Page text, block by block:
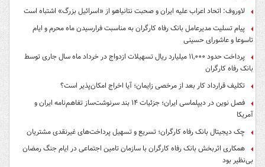
لاوروف: اتحاد اعراب علیه ایران و صحبت نتانیاهو از «اسرائیل بزرگ» اشتباه است
پیام تسلیت مدیرعامل بانک رفاه کارگران به مناسبت فرارسیدن ماه محرم و ایام
تاسوعا و عاشورای حسینی
پرداخت حدود ۱۱,۰۰۰ میلیارد ریال تسهیلات ازدواج در خرداد ماه سال جاری توسط
بانک رفاه کارگران
تکلیف قرارداد کار بعد از مرخصی زایمان؛ آیا اخراج امکان‌پذیر است؟
فصل نوین در دیپلماسی ایران؛ جزئیات ۱۴ بند سرنوشت‌ساز تفاهم‌نامه ایران و
آمریکا
چک دیجیتال بانک رفاه کارگران؛ تسریع و تسهیل پرداخت‌های غیرنقدی مشتریان
همکاری اثربخش بانک رفاه کارگران با سازمان تامین اجتماعی در ایام جنگ رمضان
بی‌نظیر بود